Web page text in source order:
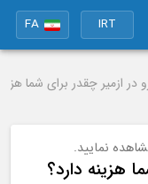
IRT
FA
در ازمیر چقدر برای شما
نمایید.
هزینه دارد؟